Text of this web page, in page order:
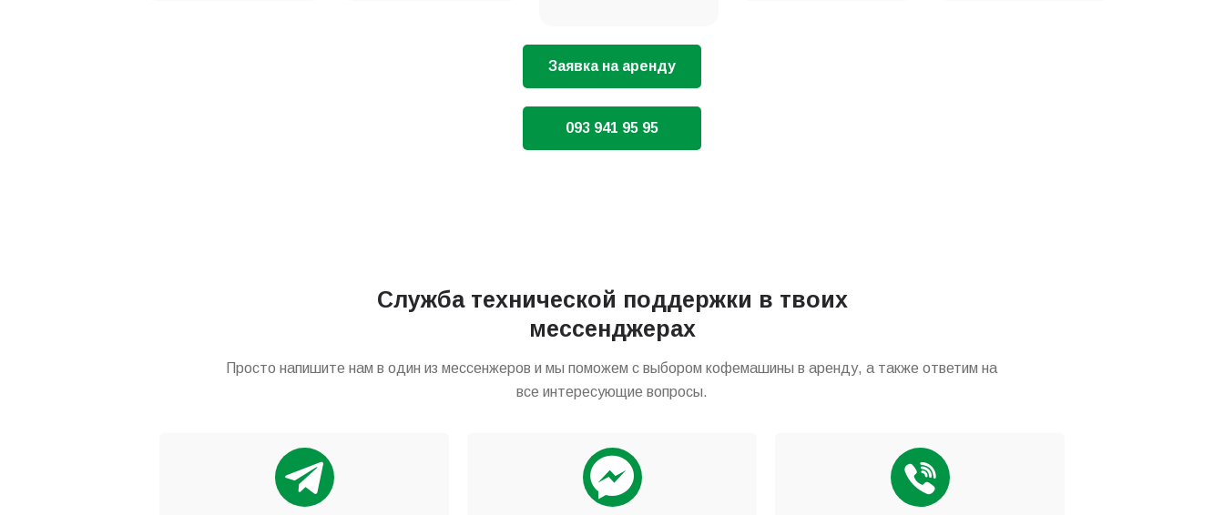
Заявка на аренду
093 941 95 95
Служба технической поддержки в твоих
мессенджерах
Просто напишите нам в один из мессенжеров и мы поможем с выбором кофемашины в аренду, а также ответим на
все интересующие вопросы.